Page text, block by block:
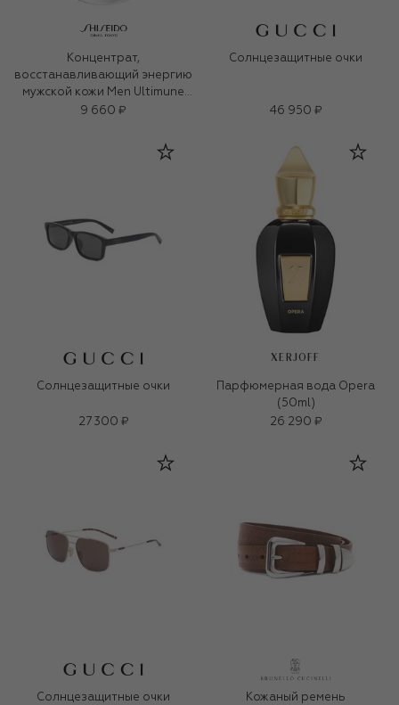
Концентрат,
восстанавливающий энергию
мужской кожи Men Ultimune
(30ml)
9 660 ₽
Солнцезащитные очки
46 950 ₽
Солнцезащитные очки
27 300 ₽
XERJOFF
Парфюмерная вода Opera
(50ml)
26 290 ₽
Солнцезащитные очки
Кожаный ремень